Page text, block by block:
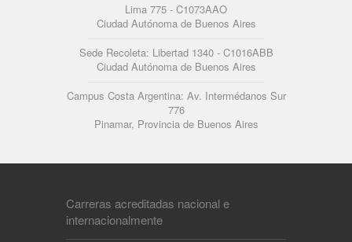
Lima 775 - C1073AAO
Ciudad Autónoma de Buenos Aires
Sede Recoleta: Libertad 1340 - C1016ABB
Ciudad Autónoma de Buenos Aires
Campus Costa Argentina: Av. Intermédanos Sur
776
Pinamar, Provincia de Buenos Aires
Carreras acreditadas nacional e
internacionalmente